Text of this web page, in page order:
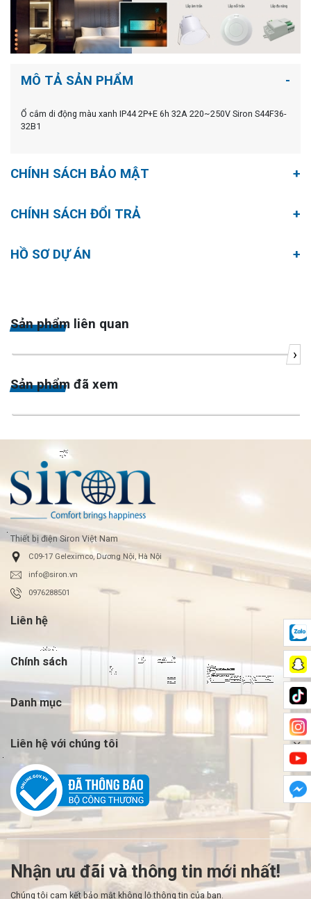
MÔ TẢ SẢN PHẨM
Ổ cắm di động màu xanh IP44 2P+E 6h 32A 220~250V Siron S44F36-
32B1
CHÍNH SÁCH BẢO MẬT
CHÍNH SÁCH ĐỔI TRẢ
HỒ SƠ DỰ ÁN
Sản phẩm liên quan
›
Sản phẩm đã xem
Thiết bị điện Siron Việt Nam
C09-17 Geleximco, Dương Nội, Hà Nội
info@siron.vn
0976288501
Liên hệ
Chính sách
Danh mục
Liên hệ với chúng tôi
Nhận ưu đãi và thông tin mới nhất!
Chúng tôi cam kết bảo mật không lộ thông tin của bạn.